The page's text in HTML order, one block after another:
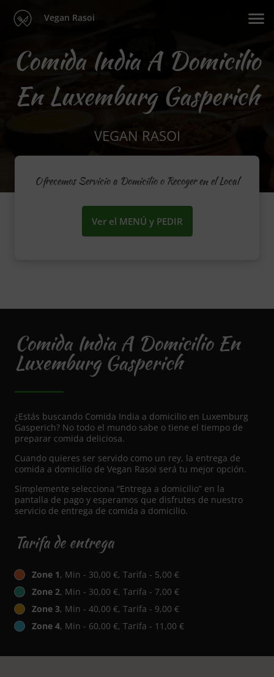
Vegan Rasoi
Comida India A Domicilio
En Luxemburg Gasperich
VEGAN RASOI
Ofrecemos Servicio a Domicilio o Recoger en el Local
Ver el MENÚ y PEDIR
Comida India A Domicilio En
Luxemburg Gasperich
¿Estás buscando Comida India a domicilio en Luxemburg
Gasperich? No todo el mundo sabe o tiene el tiempo de
preparar comida deliciosa.
Cuando quieres ser servido como un rey, la entrega de
comida a domicilio de Vegan Rasoi será tu mejor opción.
Simplemente selecciona “Entrega a domicilio” en la
pantalla de pago y esperamos que disfrutes de nuestro
servicio de entrega de comida a domicilio.
Tarifa de entrega
Zone 1, Min - 30,00 €, Tarifa - 5,00 €
Zone 2, Min - 30,00 €, Tarifa - 7,00 €
Zone 3, Min - 40,00 €, Tarifa - 9,00 €
Zone 4, Min - 60,00 €, Tarifa - 11,00 €